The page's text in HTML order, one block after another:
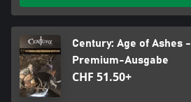
Century: Age of Ashes
Premium-Ausgabe
CHF 51.50+